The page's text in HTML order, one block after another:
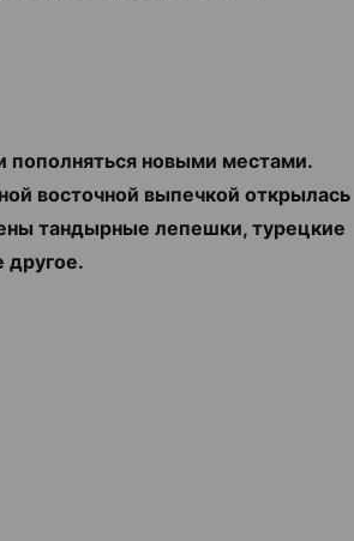
пополняться новыми местами.
восточной выпечкой открылась
тандырные лепешки, турецкие
другое.